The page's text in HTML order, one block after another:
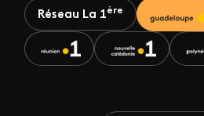
Réseau La 1ère